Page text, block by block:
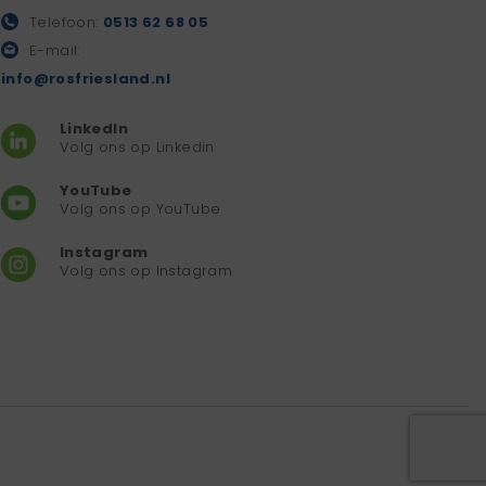
Telefoon: 0513 62 68 05
E-mail:
info@rosfriesland.nl
LinkedIn
Volg ons op Linkedin
YouTube
Volg ons op YouTube
Instagram
Volg ons op Instagram